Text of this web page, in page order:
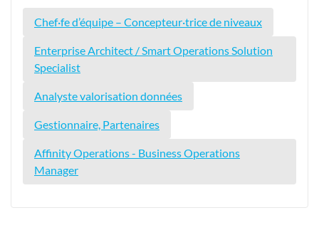
Chef·fe d’équipe – Concepteur·trice de niveaux
Enterprise Architect / Smart Operations Solution
Specialist
Analyste valorisation données
Gestionnaire, Partenaires
Affinity Operations - Business Operations
Manager